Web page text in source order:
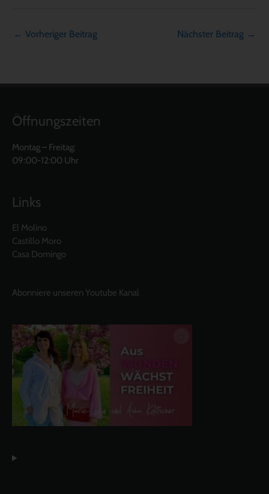
← Vorheriger Beitrag Nächster Beitrag →
Öffnungszeiten
Montag – Freitag:
09:00-12:00 Uhr
Links
El Molino
Castillo Moro
Casa Domingo
Abonniere unseren Youtube Kanal